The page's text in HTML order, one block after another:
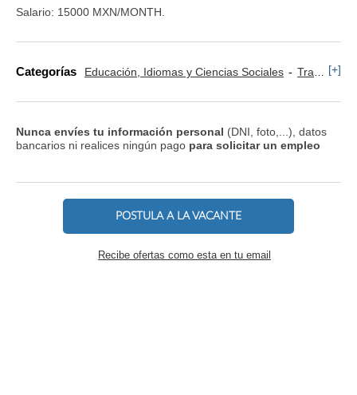
Salario: 15000 MXN/MONTH.
Categorías Educación, Idiomas y Ciencias Sociales Traducción e Idiomas [+]
Nunca envíes tu información personal (DNI, foto,...), datos
bancarios ni realices ningún pago para solicitar un empleo
POSTULA A LA VACANTE
Recibe ofertas como esta en tu email